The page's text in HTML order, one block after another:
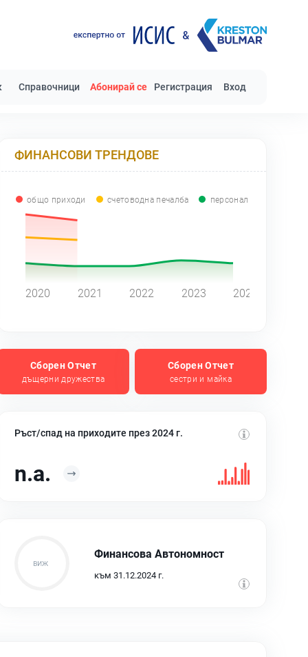
Справочници Абонирай се Регистрация Вход
ФИНАНСОВИ ТРЕНДОВЕ
общо приходи счетоводна печалба персонал
2020 2021 2022 2023 2024
Сборен Отчет
дъщерни дружества
Сборен Отчет
сестри и майка
Ръст/спад на приходите през 2024 г.
n.a.
Финансова Автономност
към 31.12.2024 г.